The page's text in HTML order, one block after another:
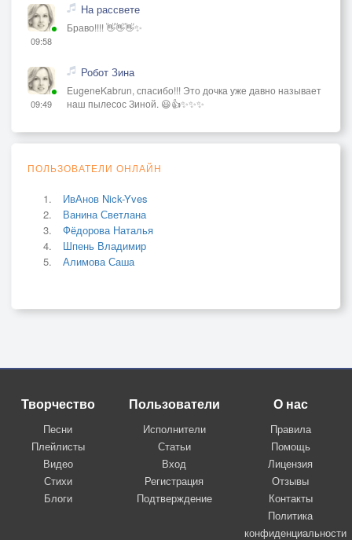
09:58
На рассвете
Браво!!!! 👋👋👋✨
09:49
Робот Зина
EugeneKabrun, спасибо!!! Это дочка уже давно называет
наш пылесос Зиной. 😃👍✨✨✨
ПОЛЬЗОВАТЕЛИ ОНЛАЙН
ИвАнов Nick-Yves
Ванина Светлана
Фёдорова Наталья
Шпень Владимир
Алимова Саша
Творчество
Песни
Плейлисты
Видео
Стихи
Блоги
Пользователи
Исполнители
Статьи
Вход
Регистрация
Подтверждение
О нас
Правила
Помощь
Лицензия
Отзывы
Контакты
Политика
конфиденциальности